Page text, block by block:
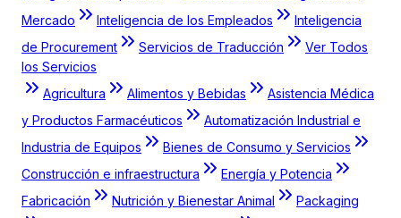
Mercado
Inteligencia de los Empleados
Inteligencia
de Procurement
Servicios de Traducción
Ver Todos
los Servicios
Agricultura
Alimentos y Bebidas
Asistencia Médica
y Productos Farmacéuticos
Automatización Industrial e
Industria de Equipos
Bienes de Consumo y Servicios
Construcción e infraestructura
Energía y Potencia
Fabricación
Nutrición y Bienestar Animal
Packaging